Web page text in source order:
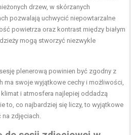
drzew, w skórzanych
pozwalają uchwycić niepowtarzalne
powietrza oraz kontrast między białym
mogą stworzyć niezwykle
plenerową powinien być zgodny z
ma swoje wyjątkowe cechy i możliwości,
i atmosfera najlepiej oddadzą
to, co najbardziej się liczy, to wyjątkowe
zdjęciach.